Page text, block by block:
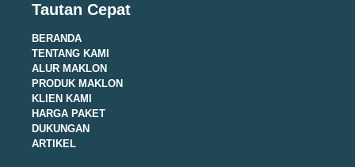
Tautan Cepat
BERANDA
TENTANG KAMI
ALUR MAKLON
PRODUK MAKLON
KLIEN KAMI
HARGA PAKET
DUKUNGAN
ARTIKEL